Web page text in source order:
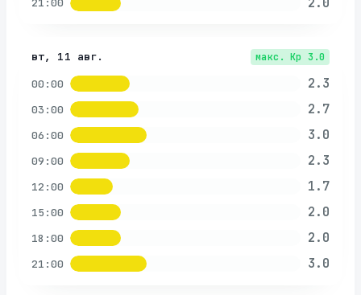
21:00
вт, 11 авг. макс. Kp 3.0
00:00 2.3
03:00 2.7
06:00 3.0
09:00 2.3
12:00 1.7
15:00 2.0
18:00 2.0
21:00 3.0